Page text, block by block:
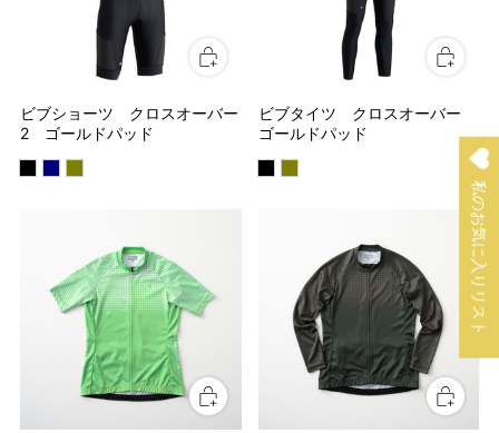
ビブショーツ クロスオーバー
2 ゴールドパッド
ビブタイツ クロスオーバー
ゴールドパッド
私のお気に入りリスト